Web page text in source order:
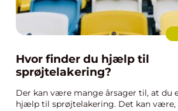
Hvor finder du hjælp til
sprøjtelakering?
Der kan være mange årsager til, at du
hjælp til sprøjtelakering. Det kan være,